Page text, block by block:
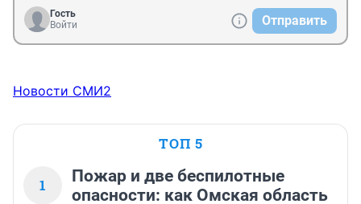
Гость
Войти
Отправить
Новости СМИ2
ТОП 5
1
Пожар и две беспилотные
опасности: как Омская область